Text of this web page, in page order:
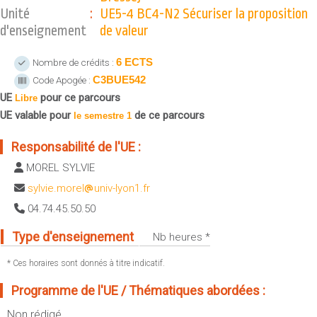
UFR FS (Chimie, Mathématique, Physique)
GEP (Génie Electrique des Procédés - Département composante)
Informatique (Département Composante)
Mécanique (Département composante)
Fermer
Plan et accès
Intranet des personnels
Moodle
Emploi du temps
Stage et emploi
Portefeuille d'Expériences et
de Compétences
Fermer
Unité
d'enseignement
: UE5-4 BC4-N2 Sécuriser la proposition
de valeur
Nombre de crédits : 6 ECTS
Code Apogée : C3BUE542
UE Libre pour ce parcours
UE valable pour le semestre 1 de ce parcours
Responsabilité de l'UE :
MOREL SYLVIE
sylvie.morel
univ-lyon1.fr
04.74.45.50.50
Type d'enseignement Nb heures *
* Ces horaires sont donnés à titre indicatif.
Programme de l'UE / Thématiques abordées :